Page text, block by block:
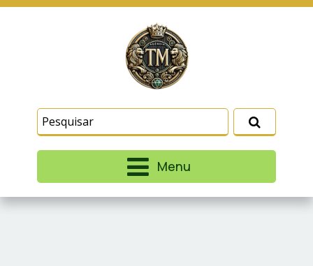
Menu
similares para lembrar e entender como você usa
nosso site, analisar seu uso de nossos produtos
e serviços, ajudar com nossos esforços de
marketing e fornecer conteúdo de terceiros. Leia
Termos e CondiçõesePolítica de